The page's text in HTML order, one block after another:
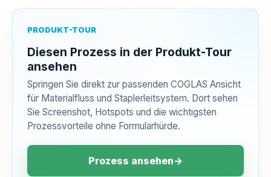
PRODUKT-TOUR
Diesen Prozess in der Produkt-Tour
ansehen
Springen Sie direkt zur passenden COGLAS Ansicht
für Materialfluss und Staplerleitsystem. Dort sehen
Sie Screenshot, Hotspots und die wichtigsten
Prozessvorteile ohne Formularhürde.
Prozess ansehen→